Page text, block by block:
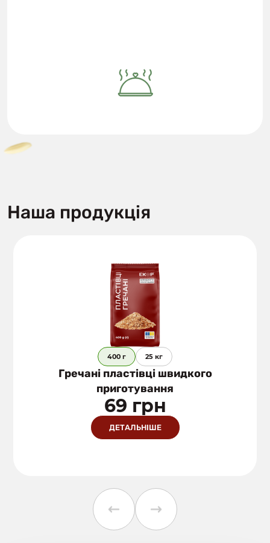
Наша продукція
400 г 25 кг
Гречані пластівці швидкого
приготування
69 грн
ДЕТАЛЬНІШЕ